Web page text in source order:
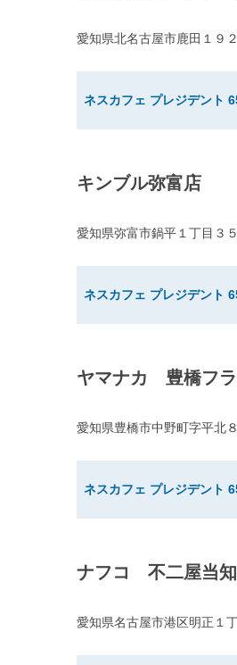
愛知県北名古屋市鹿田１９
ネスカフェ プレジデント
キンブル弥富店
愛知県弥富市鍋平１丁目３５
ネスカフェ プレジデント
ヤマナカ 豊橋フ
愛知県豊橋市中野町字平北
ネスカフェ プレジデント
ナフコ 不二屋当
愛知県名古屋市港区明正１